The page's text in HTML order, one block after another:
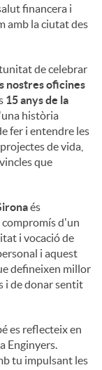
financera i
amb la ciutat des
de celebrar
nostres oficines
15 anys de la
història
fer i entendre les
de vida,
que
és
compromís d'un
i vocació de
i aquest
defineixen millor
i de donar sentit
es reflecteix en
Enginyers.
tu impulsant les